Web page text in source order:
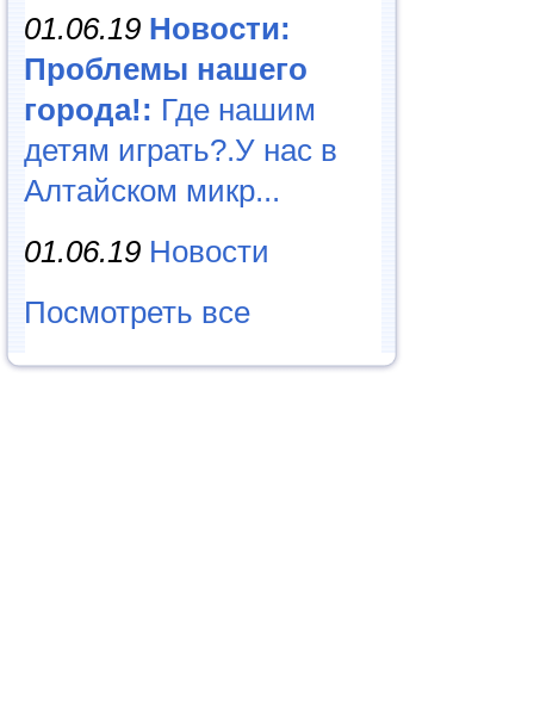
01.06.19 Новости:
Проблемы нашего
города!: Где нашим
детям играть?.У нас в
Алтайском микр...
01.06.19 Новости
Посмотреть все